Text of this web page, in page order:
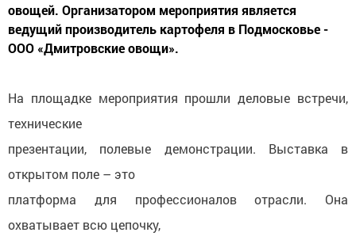
овощей. Организатором мероприятия является
ведущий производитель картофеля в Подмосковье -
ООО «Дмитровские овощи».
На площадке мероприятия прошли деловые встречи,
технические
презентации, полевые демонстрации. Выставка в
открытом поле – это
платформа для профессионалов отрасли. Она
охватывает всю цепочку,